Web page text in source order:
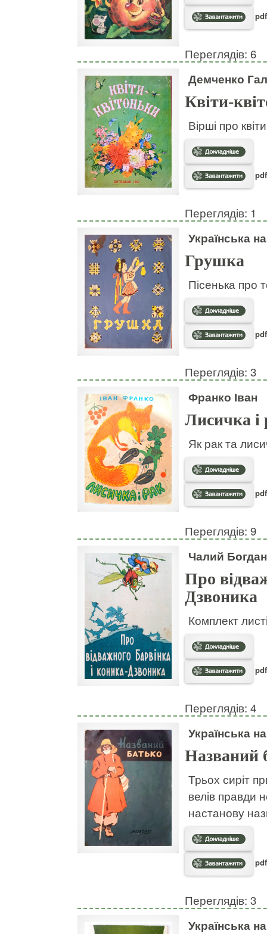
Переглядів: 6
Демченко
Квіти-
Вірші про
Переглядів: 1
Українська
Грушка
Пісенька про
Переглядів: 3
Франко Іван
Лисичка і
Як рак та
Переглядів: 9
Чалий
Про
Дзвоника
Комплект
Переглядів: 4
Українська
Названий
Трьох сиріт
велів правди
настанову
Переглядів: 3
Українська